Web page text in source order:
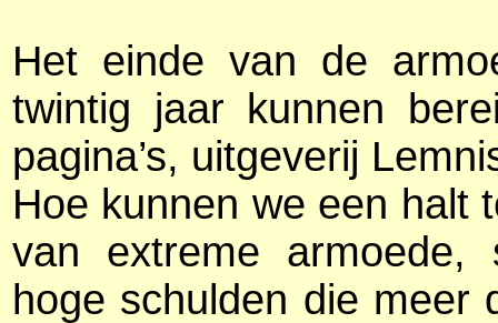
Het einde van de
twintig jaar kunnen
pagina’s, uitgeverij
Hoe kunnen we een halt
van extreme armoede,
hoge schulden die meer